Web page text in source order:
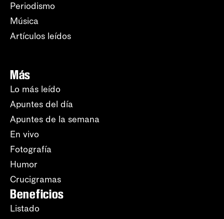
Periodismo
Música
Artículos leídos
Más
Lo más leído
Apuntes del día
Apuntes de la semana
En vivo
Fotografía
Humor
Crucigramas
Beneficios
Listado